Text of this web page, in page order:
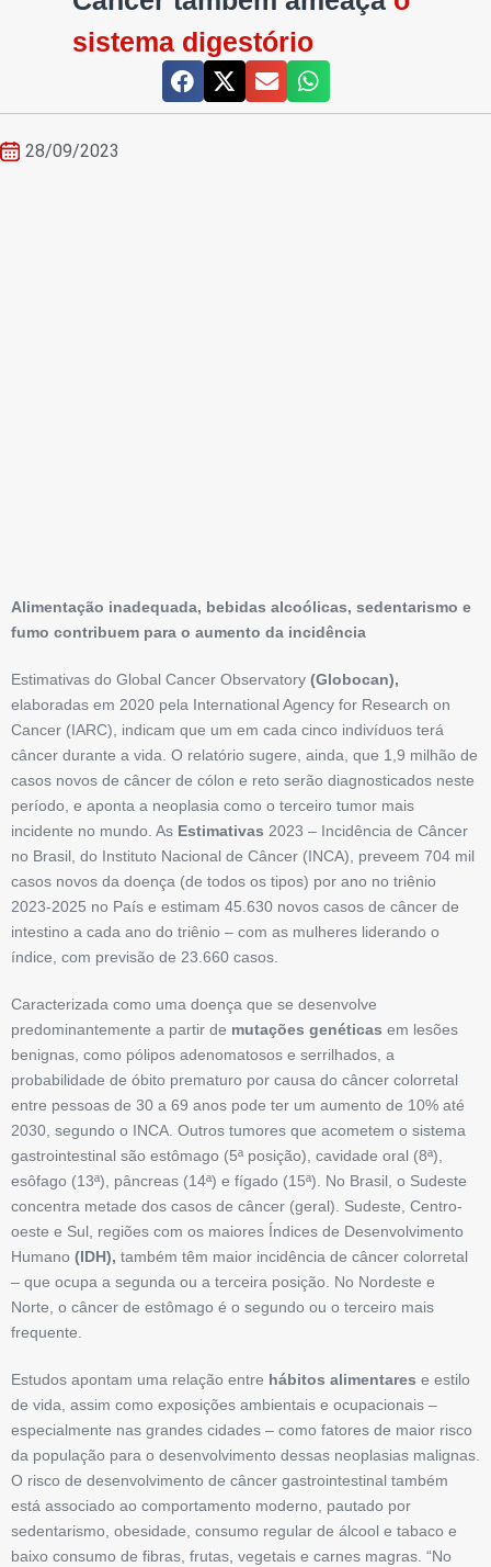
sistema digestório
28/09/2023
Alimentação inadequada, bebidas alcoólicas, sedentarismo e
fumo contribuem para o aumento da incidência
Estimativas do Global Cancer Observatory (Globocan),
elaboradas em 2020 pela International Agency for Research on
Cancer (IARC), indicam que um em cada cinco indivíduos terá
câncer durante a vida. O relatório sugere, ainda, que 1,9 milhão de
casos novos de câncer de cólon e reto serão diagnosticados neste
período, e aponta a neoplasia como o terceiro tumor mais
incidente no mundo. As Estimativas 2023 – Incidência de Câncer
no Brasil, do Instituto Nacional de Câncer (INCA), preveem 704 mil
casos novos da doença (de todos os tipos) por ano no triênio
2023-2025 no País e estimam 45.630 novos casos de câncer de
intestino a cada ano do triênio – com as mulheres liderando o
índice, com previsão de 23.660 casos.
Caracterizada como uma doença que se desenvolve
predominantemente a partir de mutações genéticas em lesões
benignas, como pólipos adenomatosos e serrilhados, a
probabilidade de óbito prematuro por causa do câncer colorretal
entre pessoas de 30 a 69 anos pode ter um aumento de 10% até
2030, segundo o INCA. Outros tumores que acometem o sistema
gastrointestinal são estômago (5ª posição), cavidade oral (8ª),
esôfago (13ª), pâncreas (14ª) e fígado (15ª). No Brasil, o Sudeste
concentra metade dos casos de câncer (geral). Sudeste, Centro-
oeste e Sul, regiões com os maiores Índices de Desenvolvimento
Humano (IDH), também têm maior incidência de câncer colorretal
– que ocupa a segunda ou a terceira posição. No Nordeste e
Norte, o câncer de estômago é o segundo ou o terceiro mais
frequente.
Estudos apontam uma relação entre hábitos alimentares e estilo
de vida, assim como exposições ambientais e ocupacionais –
especialmente nas grandes cidades – como fatores de maior risco
da população para o desenvolvimento dessas neoplasias malignas.
O risco de desenvolvimento de câncer gastrointestinal também
está associado ao comportamento moderno, pautado por
sedentarismo, obesidade, consumo regular de álcool e tabaco e
baixo consumo de fibras, frutas, vegetais e carnes magras. “No